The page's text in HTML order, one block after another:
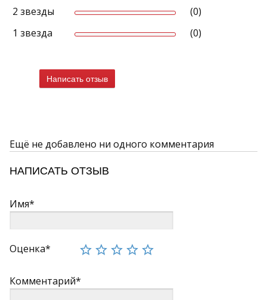
2 звезды
(0)
1 звезда
(0)
Написать отзыв
Ещё не добавлено ни одного комментария
НАПИСАТЬ ОТЗЫВ
Имя*
Оценка*
Комментарий*